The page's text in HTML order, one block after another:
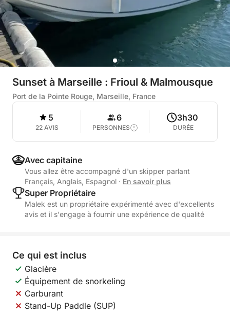
Sunset à Marseille : Frioul & Malmousque
Port de la Pointe Rouge, Marseille, France
5
22 AVIS
6
PERSONNES
3h30
DURÉE
Avec capitaine
Vous allez être accompagné d'un skipper parlant
Français, Anglais, Espagnol · En savoir plus
Super Propriétaire
Malek est un propriétaire expérimenté avec d'excellents
avis et il s'engage à fournir une expérience de qualité
Ce qui est inclus
Glacière
Équipement de snorkeling
Carburant
Stand-Up Paddle (SUP)